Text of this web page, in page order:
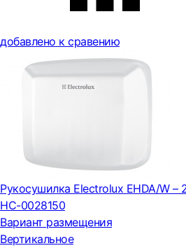
добавлено к сравению
Рукосушилка Electrolux EHDA/W –
НС-0028150
Вариант размещения
Вертикальное